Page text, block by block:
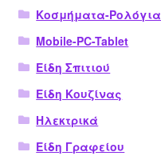
Κοσμήματα-Ρολόγια
Mobile-PC-Tablet
Είδη Σπιτιού
Είδη Κουζίνας
Ηλεκτρικά
Είδη Γραφείου